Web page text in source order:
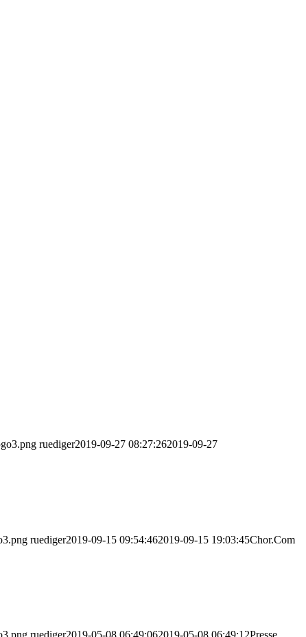
ruediger2019-09-27 08:27:262019-09-27
ruediger2019-09-15 09:54:462019-09-15 19:03:45Chor.Com